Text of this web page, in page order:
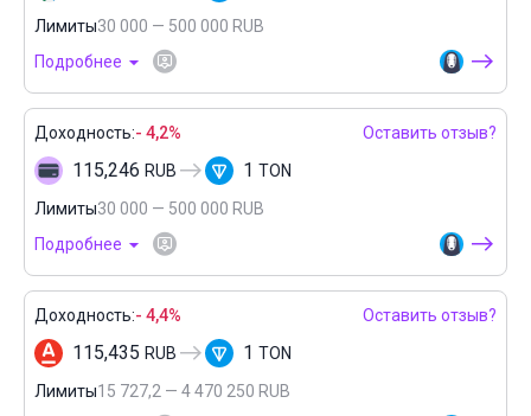
Лимиты30 000 — 500 000 RUB
Подробнее
Доходность:- 4,2% Оставить отзыв?
115,246 RUB 1 TON
Лимиты30 000 — 500 000 RUB
Подробнее
Доходность:- 4,4% Оставить отзыв?
115,435 RUB 1 TON
Лимиты15 727,2 — 4 470 250 RUB